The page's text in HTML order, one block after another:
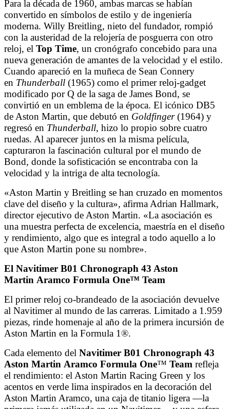
Para la década de 1960, ambas marcas se habían
convertido en símbolos de estilo y de ingeniería
moderna. Willy Breitling, nieto del fundador, rompió
con la austeridad de la relojería de posguerra con otro
reloj, el Top Time, un cronógrafo concebido para una
nueva generación de amantes de la velocidad y el estilo.
Cuando apareció en la muñeca de Sean Connery
en Thunderball (1965) como el primer reloj-gadget
modificado por Q de la saga de James Bond, se
convirtió en un emblema de la época. El icónico DB5
de Aston Martin, que debutó en Goldfinger(1964) y
regresó en Thunderball, hizo lo propio sobre cuatro
ruedas. Al aparecer juntos en la misma película,
capturaron la fascinación cultural por el mundo de
Bond, donde la sofisticación se encontraba con la
velocidad y la intriga de alta tecnología.
«Aston Martin y Breitling se han cruzado en momentos
clave del diseño y la cultura», afirma Adrian Hallmark,
director ejecutivo de Aston Martin. «La asociación es
una muestra perfecta de excelencia, maestría en el diseño
y rendimiento, algo que es integral a todo aquello a lo
que Aston Martin pone su nombre».
El Navitimer B01 Chronograph 43 Aston
Martin Aramco Formula One™ Team
El primer reloj co-brandeado de la asociación devuelve
al Navitimer al mundo de las carreras. Limitado a 1.959
piezas, rinde homenaje al año de la primera incursión de
Aston Martin en la Formula 1®.
Cada elemento del Navitimer B01 Chronograph 43
Aston Martin Aramco Formula One™ Team refleja
el rendimiento: el Aston Martin Racing Green y los
acentos en verde lima inspirados en la decoración del
Aston Martin Aramco, una caja de titanio ligera —la